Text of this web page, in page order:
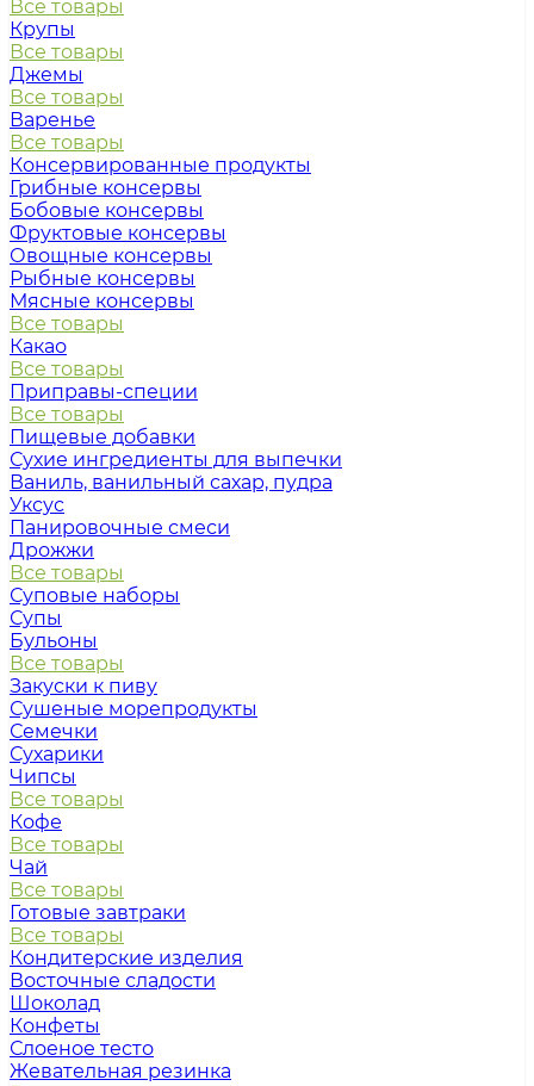
Все товары
Крупы
Все товары
Джемы
Все товары
Варенье
Все товары
Консервированные продукты
Грибные консервы
Бобовые консервы
Фруктовые консервы
Овощные консервы
Рыбные консервы
Мясные консервы
Все товары
Какао
Все товары
Приправы-специи
Все товары
Пищевые добавки
Сухие ингредиенты для выпечки
Ваниль, ванильный сахар, пудра
Уксус
Панировочные смеси
Дрожжи
Все товары
Суповые наборы
Супы
Бульоны
Все товары
Закуски к пиву
Сушеные морепродукты
Семечки
Сухарики
Чипсы
Все товары
Кофе
Все товары
Чай
Все товары
Готовые завтраки
Все товары
Кондитерские изделия
Восточные сладости
Шоколад
Конфеты
Слоеное тесто
Жевательная резинка